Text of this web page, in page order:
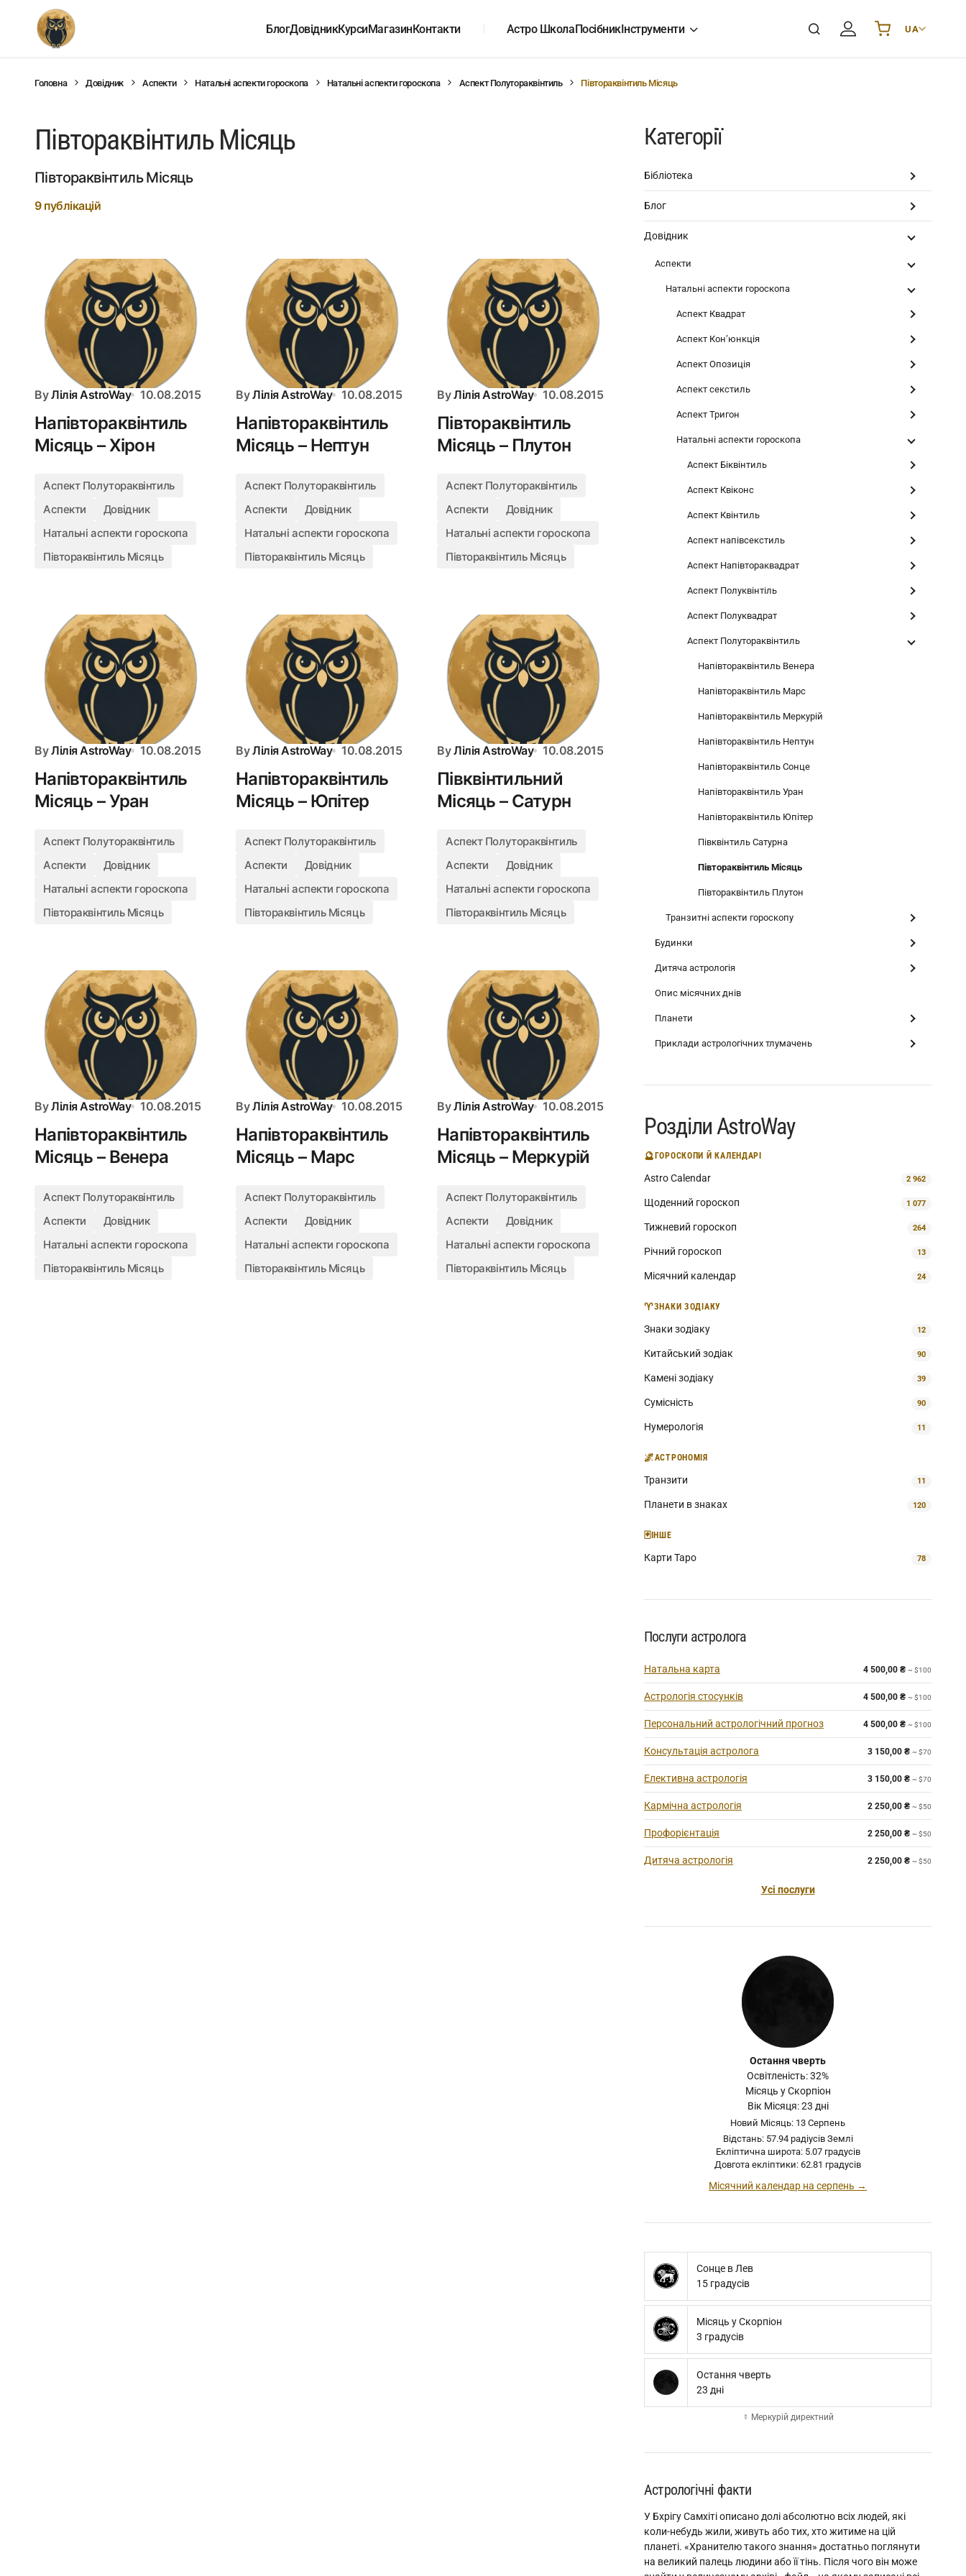
БлогДовідникКурсиМагазинКонтакти Астро ШколаПосібникІнструменти UA
UA Українська
Головна Довідник Аспекти Натальні аспекти гороскопа Натальні аспекти гороскопа Аспект Полутораквінтиль Півтораквінтиль Місяць
Півтораквінтиль Місяць
Півтораквінтиль Місяць
9 публікацій
By Лілія AstroWay 10.08.2015
Напівтораквінтиль
Місяць – Хірон
Аспект Полутораквінтиль
Аспекти
Довідник
Натальні аспекти гороскопа
Півтораквінтиль Місяць
By Лілія AstroWay 10.08.2015
Напівтораквінтиль
Місяць – Нептун
Аспект Полутораквінтиль
Аспекти
Довідник
Натальні аспекти гороскопа
Півтораквінтиль Місяць
By Лілія AstroWay 10.08.2015
Півтораквінтиль
Місяць – Плутон
Аспект Полутораквінтиль
Аспекти
Довідник
Натальні аспекти гороскопа
Півтораквінтиль Місяць
By Лілія AstroWay 10.08.2015
Напівтораквінтиль
Місяць – Уран
Аспект Полутораквінтиль
Аспекти
Довідник
Натальні аспекти гороскопа
Півтораквінтиль Місяць
By Лілія AstroWay 10.08.2015
Напівтораквінтиль
Місяць – Юпітер
Аспект Полутораквінтиль
Аспекти
Довідник
Натальні аспекти гороскопа
Півтораквінтиль Місяць
By Лілія AstroWay 10.08.2015
Півквінтильний
Місяць – Сатурн
Аспект Полутораквінтиль
Аспекти
Довідник
Натальні аспекти гороскопа
Півтораквінтиль Місяць
By Лілія AstroWay 10.08.2015
Напівтораквінтиль
Місяць – Венера
Аспект Полутораквінтиль
Аспекти
Довідник
Натальні аспекти гороскопа
Півтораквінтиль Місяць
By Лілія AstroWay 10.08.2015
Напівтораквінтиль
Місяць – Марс
Аспект Полутораквінтиль
Аспекти
Довідник
Натальні аспекти гороскопа
Півтораквінтиль Місяць
By Лілія AstroWay 10.08.2015
Напівтораквінтиль
Місяць – Меркурій
Аспект Полутораквінтиль
Аспекти
Довідник
Натальні аспекти гороскопа
Півтораквінтиль Місяць
Категорії
Бібліотека
Блог
Довідник
Аспекти
Натальні аспекти гороскопа
Аспект Квадрат
Аспект Конʼюнкція
Аспект Опозиція
Аспект секстиль
Аспект Тригон
Натальні аспекти гороскопа
Аспект Біквінтиль
Аспект Квіконс
Аспект Квінтиль
Аспект напівсекстиль
Аспект Напівтораквадрат
Аспект Полуквінтіль
Аспект Полуквадрат
Аспект Полутораквінтиль
Напівтораквінтиль Венера
Напівтораквінтиль Марс
Напівтораквінтиль Меркурій
Напівтораквінтиль Нептун
Напівтораквінтиль Сонце
Напівтораквінтиль Уран
Напівтораквінтиль Юпітер
Півквінтиль Сатурна
Півтораквінтиль Місяць
Півтораквінтиль Плутон
Транзитні аспекти гороскопу
Будинки
Дитяча астрологія
Опис місячних днів
Планети
Приклади астрологічних тлумачень
Розділи AstroWay
🔮ГОРОСКОПИ Й КАЛЕНДАРІ
Astro Calendar 2 962
Щоденний гороскоп 1 077
Тижневий гороскоп 264
Річний гороскоп 13
Місячний календар 24
♈ЗНАКИ ЗОДІАКУ
Знаки зодіаку 12
Китайський зодіак 90
Камені зодіаку 39
Сумісність 90
Нумерологія 11
🌌АСТРОНОМІЯ
Транзити 11
Планети в знаках 120
🃏ІНШЕ
Карти Таро 78
Послуги астролога
Натальна карта 4 500,00 ₴ ~ $100
Астрологія стосунків 4 500,00 ₴ ~ $100
Персональний астрологічний прогноз 4 500,00 ₴ ~ $100
Консультація астролога 3 150,00 ₴ ~ $70
Елективна астрологія 3 150,00 ₴ ~ $70
Кармічна астрологія 2 250,00 ₴ ~ $50
Профорієнтація 2 250,00 ₴ ~ $50
Дитяча астрологія 2 250,00 ₴ ~ $50
Усі послуги
Остання чверть
Освітленість: 32%
Місяць у Скорпіон
Вік Місяця: 23 дні
Новий Місяць: 13 Серпень
Відстань: 57.94 радіусів Землі
Екліптична широта: 5.07 градусів
Довгота екліптики: 62.81 градусів
Місячний календар на серпень →
Сонце в Лев
15 градусів
Місяць у Скорпіон
3 градусів
Остання чверть
23 дні
☿ Меркурій директний
Астрологічні факти
У Бхрігу Самхіті описано долі абсолютно всіх людей, які
коли-небудь жили, живуть або тих, хто житиме на цій
планеті. «Хранителю такого знання» достатньо поглянути
на великий палець людини або її тінь. Після чого він може